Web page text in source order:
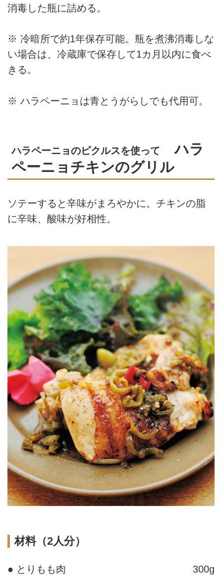
消毒した瓶に詰める。
※ 冷暗所で約1年保存可能。瓶を煮沸消毒しな
い場合は、冷蔵庫で保存して1カ月以内に食べ
きる。
※ ハラペーニョは青とうがらしでも代用可。
ハラペーニョのピクルスを使って
ハラ
ペーニョチキンのグリル
ソテーすると辛味がまろやかに。チキンの脂
に辛味、酸味が好相性。
材料（2人分）
● とりもも肉 300g